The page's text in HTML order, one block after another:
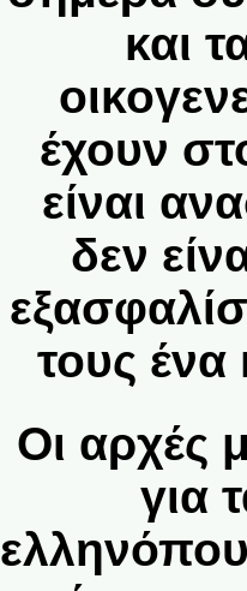
και
έχουν
είναι
δεν
τους ένα
Οι αρχές
για